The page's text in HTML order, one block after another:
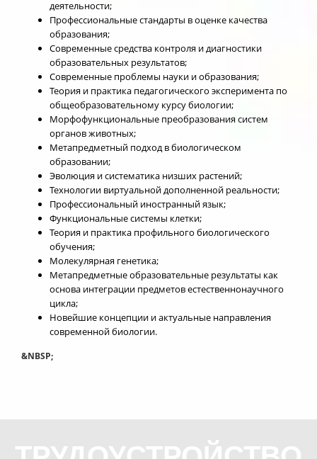
деятельности;
Профессиональные стандарты в оценке качества
образования;
Современные средства контроля и диагностики
образовательных результатов;
Современные проблемы науки и образования;
Теория и практика педагогического эксперимента по
общеобразовательному курсу биологии;
Морфофункциональные преобразования систем
органов животных;
Метапредметный подход в биологическом
образовании;
Эволюция и систематика низших растений;
Технологии виртуальной дополненной реальности;
Профессиональный иностранный язык;
Функциональные системы клетки;
Теория и практика профильного биологического
обучения;
Молекулярная генетика;
Метапредметные образовательные результаты как
основа интеграции предметов естественнонаучного
цикла;
Новейшие концепции и актуальные направления
современной биологии.
&NBSP;